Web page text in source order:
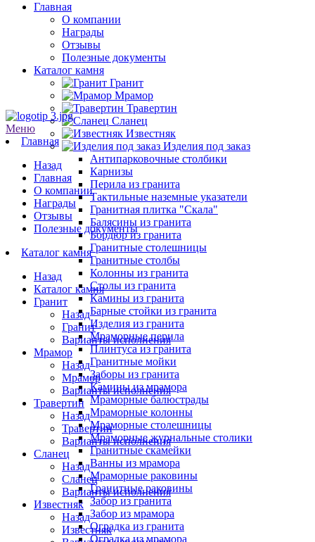
Главная
О компании
Награды
Отзывы
Полезные документы
Каталог камня
Гранит
Мрамор
Травертин
Сланец
Известняк
Изделия под заказ
Антипарковочные столбики
Карнизы
Перила из гранита
Тактильные наземные указатели
Гранитная плитка "Скала"
Балясины из гранита
Бордюр из гранита
Гранитные столешницы
Гранитные столбы
Колонны из гранита
Столы из гранита
Камины из гранита
Барные стойки из гранита
Изделия из гранита
Мраморные перила
Плинтуса из гранита
Гранитные мойки
Заборы из гранита
Камины из мрамора
Мраморные балюстрады
Мраморные колонны
Мраморные столешницы
Мраморные журнальные столики
Гранитные скамейки
Ванны из мрамора
Мраморные раковины
Гранитные раковины
Забор из гранита
Забор из мрамора
Оградка из гранита
Оградка из мрамора
Меню
Главная
Назад
Главная
О компании
Награды
Отзывы
Полезные документы
Каталог камня
Назад
Каталог камня
Гранит
Назад
Гранит
Варианты исполнения
Мрамор
Назад
Мрамор
Варианты исполнения
Травертин
Назад
Травертин
Варианты исполнения
Сланец
Назад
Сланец
Варианты исполнения
Известняк
Назад
Известняк